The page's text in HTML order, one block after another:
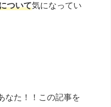
ついて気になってい
なた！！この記事を